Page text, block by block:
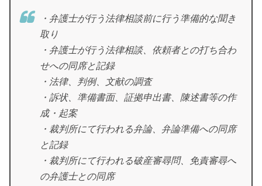
・弁護士が行う法律相談前に行う準備的な聞き
取り
・弁護士が行う法律相談、依頼者との打ち合わ
せへの同席と記録
・法律、判例、文献の調査
・訴状、準備書面、証拠申出書、陳述書等の作
成・起案
・裁判所にて行われる弁論、弁論準備への同席
と記録
・裁判所にて行われる破産審尋問、免責審尋へ
の弁護士との同席